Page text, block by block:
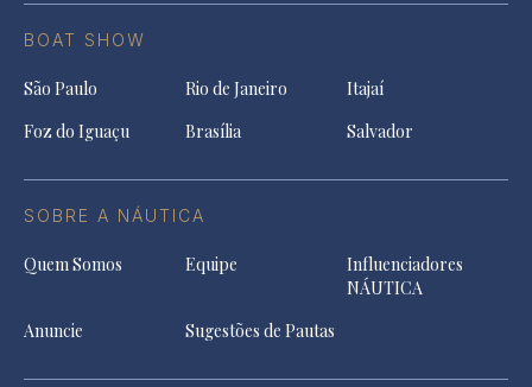
BOAT SHOW
São Paulo Rio de Janeiro
Itajaí
Foz do Iguaçu
Brasília Salvador
SOBRE A NÁUTICA
Quem Somos Equipe
Influenciadores
NÁUTICA
Anuncie
Sugestões de Pautas